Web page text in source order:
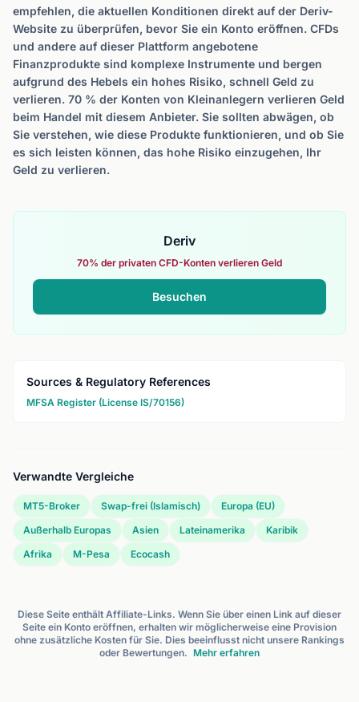
empfehlen, die aktuellen Konditionen direkt auf der Deriv-
Website zu überprüfen, bevor Sie ein Konto eröffnen. CFDs
und andere auf dieser Plattform angebotene
Finanzprodukte sind komplexe Instrumente und bergen
aufgrund des Hebels ein hohes Risiko, schnell Geld zu
verlieren. 70 % der Konten von Kleinanlegern verlieren Geld
beim Handel mit diesem Anbieter. Sie sollten abwägen, ob
Sie verstehen, wie diese Produkte funktionieren, und ob Sie
es sich leisten können, das hohe Risiko einzugehen, Ihr
Geld zu verlieren.
Deriv
70% der privaten CFD-Konten verlieren Geld
Besuchen
Sources & Regulatory References
MFSA Register (License IS/70156)
Verwandte Vergleiche
MT5-Broker Swap-frei (Islamisch)
Europa (EU)
Außerhalb Europas
Asien Lateinamerika
Karibik
Afrika
M-Pesa Ecocash
Diese Seite enthält Affiliate-Links. Wenn Sie über einen Link auf dieser
Seite ein Konto eröffnen, erhalten wir möglicherweise eine Provision
ohne zusätzliche Kosten für Sie. Dies beeinflusst nicht unsere Rankings
oder Bewertungen. Mehr erfahren